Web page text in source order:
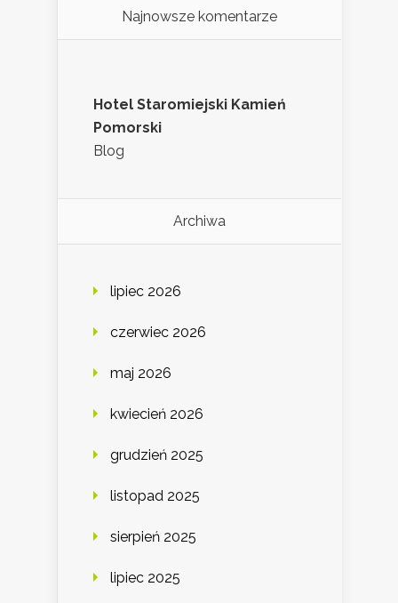
Najnowsze komentarze
Hotel Staromiejski Kamień
Pomorski
Blog
Archiwa
lipiec 2026
czerwiec 2026
maj 2026
kwiecień 2026
grudzień 2025
listopad 2025
sierpień 2025
lipiec 2025